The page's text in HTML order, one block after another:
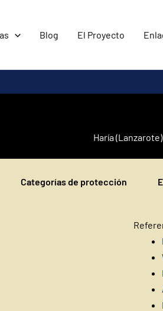
Blog El Proyecto
Haría (Lanzarote)
Categorías de protección